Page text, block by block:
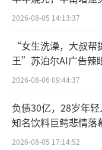
3年亏11亿
5月27日，
募资29.29亿元
资料显示
和新型佐剂研发
业，搭建了一系
2026-08-05 14:13:37
“女生洗澡，大叔
王”苏泊尔AI广告辣
2026-08-06 09:44:37
负债30亿，28岁年轻
知名饮料巨鳄悲情落
2026-08-05 17:14:52